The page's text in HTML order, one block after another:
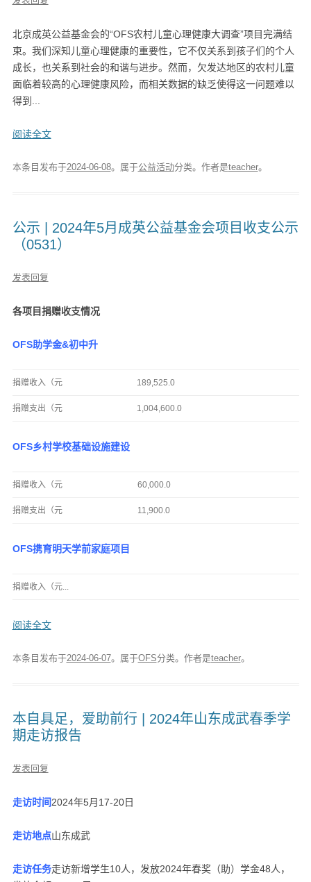
北京成英公益基金会的“OFS农村儿童心理健康大调查”项目完满结
束。我们深知儿童心理健康的重要性，它不仅关系到孩子们的个人
成长，也关系到社会的和谐与进步。然而，欠发达地区的农村儿童
面临着较高的心理健康风险，而相关数据的缺乏使得这一问题难以
得到...
阅读全文
本条目发布于2024-06-08。属于公益活动分类。 作者是teacher。
公示 | 2024年5月成英公益基金会项目收支公示
（0531）
发表回复
各项目捐赠收支情况
OFS助学金&初中升
捐赠收入（元 189,525.0
捐赠支出（元 1,004,600.0
OFS乡村学校基础设施建设
捐赠收入（元 60,000.0
捐赠支出（元 11,900.0
OFS携育明天学前家庭项目
捐赠收入（元...
阅读全文
本条目发布于2024-06-07。属于OFS分类。 作者是teacher。
本自具足，爱助前行 | 2024年山东成武春季学
期走访报告
发表回复
走访时间2024年5月17-20日
走访地点山东成武
走访任务走访新增学生10人，发放2024年春奖（助）学金48人，